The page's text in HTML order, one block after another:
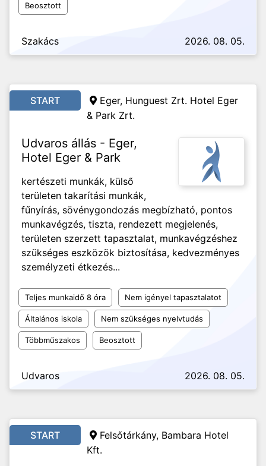
Beosztott
Szakács 2026. 08. 05.
START
Eger, Hunguest Zrt. Hotel Eger
& Park Zrt.
Udvaros állás - Eger,
Hotel Eger & Park
kertészeti munkák, külső
területen takarítási munkák,
fűnyírás, sövénygondozás megbízható, pontos
munkavégzés, tiszta, rendezett megjelenés,
területen szerzett tapasztalat, munkavégzéshez
szükséges eszközök biztosítása, kedvezményes
személyzeti étkezés...
Teljes munkaidő 8 óra Nem igényel tapasztalatot
Általános iskola Nem szükséges nyelvtudás
Többműszakos Beosztott
Udvaros 2026. 08. 05.
START
Felsőtárkány, Bambara Hotel
Kft.